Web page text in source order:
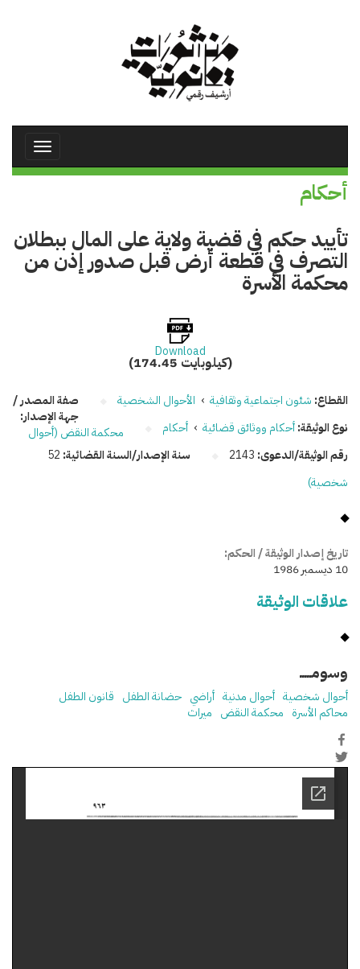
Toggle
أحكام
تأييد حكم في قضية ولاية على المال ببطلان
التصرف في قطعة أرض قبل صدور إذن من
محكمة الأسرة
Download
(174.45 كيلوبايت)
القطاع: شئون اجتماعية وثقافية › الأحوال الشخصية
نوع الوثيقة:أحكام ووثائق قضائية › أحكام
رقم الوثيقة/الدعوى: 2143 سنة الإصدار/السنة القضائية: 52
صفة المصدر /
جهة الإصدار:
محكمة النقض (أحوال
شخصية)
تاريخ إصدار الوثيقة / الحكم:
10 ديسمبر 1986
علاقات الوثيقة
وسومـــــ
أحوال شخصية أحوال مدنية أراضي حضانة الطفل قانون الطفل
محاكم الأسرة محكمة النقض ميراث